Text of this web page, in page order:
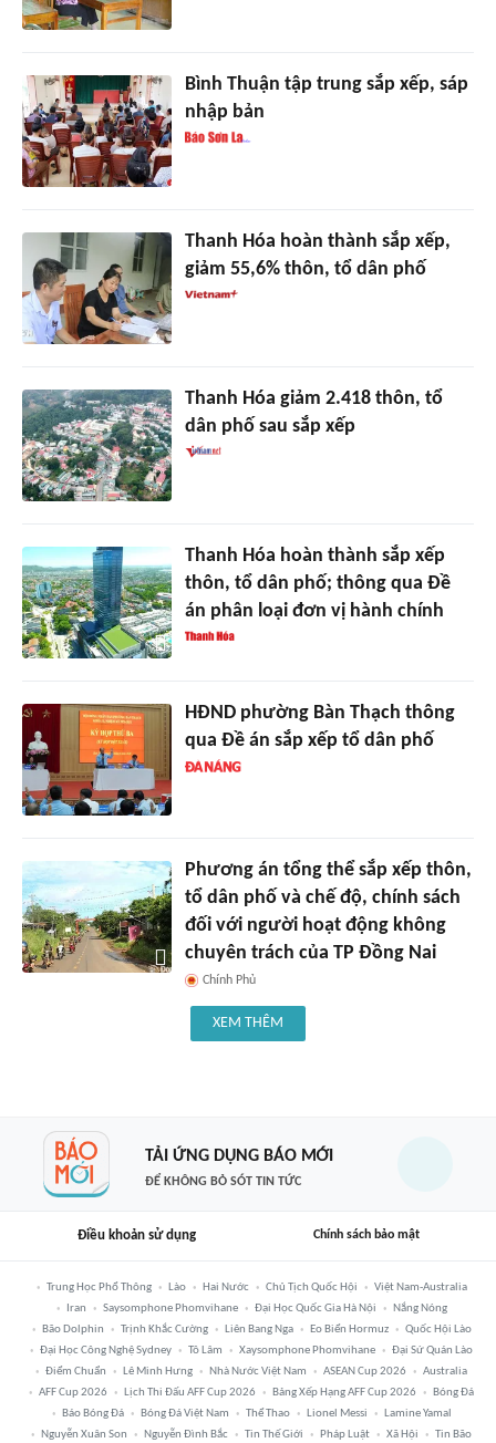
Bình Thuận tập trung sắp xếp, sáp
nhập bản
Thanh Hóa hoàn thành sắp xếp,
giảm 55,6% thôn, tổ dân phố
Thanh Hóa giảm 2.418 thôn, tổ
dân phố sau sắp xếp
Thanh Hóa hoàn thành sắp xếp
thôn, tổ dân phố; thông qua Đề
án phân loại đơn vị hành chính
HĐND phường Bàn Thạch thông
qua Đề án sắp xếp tổ dân phố
Phương án tổng thể sắp xếp thôn,
tổ dân phố và chế độ, chính sách
đối với người hoạt động không
chuyên trách của TP Đồng Nai
Chính Phủ
XEM THÊM
TẢI ỨNG DỤNG BÁO MỚI
ĐỂ KHÔNG BỎ SÓT TIN TỨC
Điều khoản sử dụng Chính sách bảo mật
Trung Học Phổ Thông Lào Hai Nước Chủ Tịch Quốc Hội
Việt Nam-Australia
Iran
Saysomphone Phomvihane Đại Học Quốc Gia Hà Nội
Nắng Nóng
Bão Dolphin
Trịnh Khắc Cường Liên Bang Nga Eo Biển Hormuz
Quốc Hội Lào
Đại Học Công Nghệ Sydney
Tô Lâm Xaysomphone Phomvihane
Đại Sứ Quán Lào
Điểm Chuẩn
Lê Minh Hưng Nhà Nước Việt Nam ASEAN Cup 2026
Australia
AFF Cup 2026
Lịch Thi Đấu AFF Cup 2026 Bảng Xếp Hạng AFF Cup 2026
Bóng Đá
Báo Bóng Đá
Bóng Đá Việt Nam Thể Thao Lionel Messi
Lamine Yamal
Nguyễn Xuân Son
Nguyễn Đình Bắc Tin Thế Giới Pháp Luật Xã Hội Tin Bão